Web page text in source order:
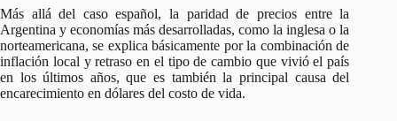
Más allá del caso español, la paridad de precios entre la
Argentina y economías más desarrolladas, como la inglesa o la
norteamericana, se explica básicamente por la combinación de
inflación local y retraso en el tipo de cambio que vivió el país
en los últimos años, que es también la principal causa del
encarecimiento en dólares del costo de vida.